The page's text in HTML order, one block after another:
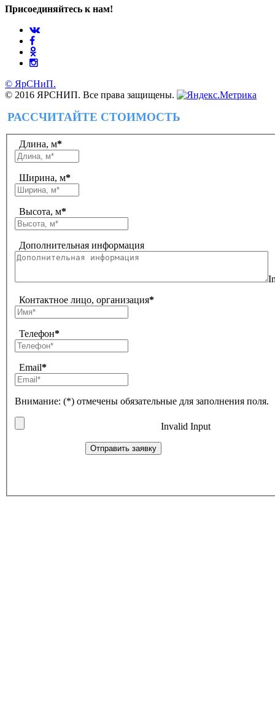
Присоединяйтесь к нам!
© ЯрСНиП.
© 2016 ЯРСНИП. Все права защищены.
РАССЧИТАЙТЕ СТОИМОСТЬ
Длина, м*
Ширина, м*
Высота, м*
Дополнительная информация
Контактное лицо, организация*
Телефон*
Email*
Внимание: (*) отмечены обязательные для заполнения поля.
Invalid Input